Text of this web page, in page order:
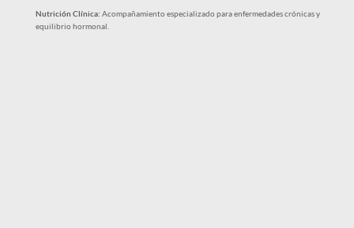
Nutrición Clínica: Acompañamiento especializado para enfermedades crónicas y
equilibrio hormonal.